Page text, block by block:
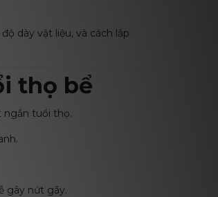
dày vật liệu, và cách lắp
thọ bể
ngắn tuổi thọ.
gây nứt gãy.